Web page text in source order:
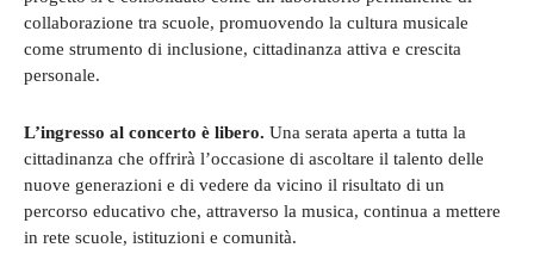
collaborazione tra scuole, promuovendo la cultura musicale
come strumento di inclusione, cittadinanza attiva e crescita
personale.
L’ingresso al concerto è libero. Una serata aperta a tutta la
cittadinanza che offrirà l’occasione di ascoltare il talento delle
nuove generazioni e di vedere da vicino il risultato di un
percorso educativo che, attraverso la musica, continua a mettere
in rete scuole, istituzioni e comunità.